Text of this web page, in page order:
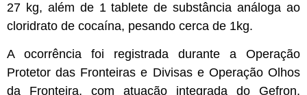
27 kg, além de 1 tablete de substância análoga ao
cloridrato de cocaína, pesando cerca de 1kg.
A ocorrência foi registrada durante a Operação
Protetor das Fronteiras e Divisas e Operação Olhos
da Fronteira, com atuação integrada do Gefron,